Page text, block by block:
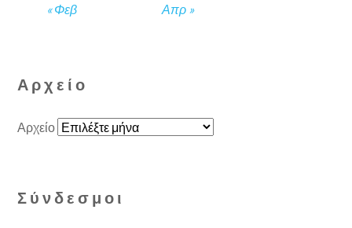
« Φεβ Απρ »
Αρχείο
Αρχείο
Σύνδεσμοι